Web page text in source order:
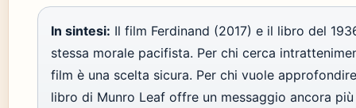
In sintesi: Il film Ferdinand (2017) e il libro del
stessa morale pacifista. Per chi cerca
film è una scelta sicura. Per chi vuole
libro di Munro Leaf offre un messaggio ancora